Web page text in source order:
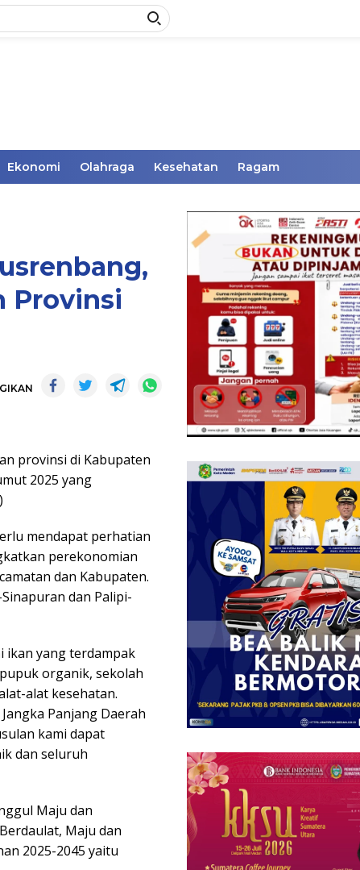
Ekonomi Olahraga Kesehatan Ragam
Provinsi
provinsi di Kabupaten
2025 yang
mendapat perhatian
perekonomian
dan Kabupaten.
dan Palipi-
ikan yang terdampak
organik, sekolah
alat kesehatan.
Panjang Daerah
kami dapat
dan seluruh
Maju dan
Maju dan
2025-2045 yaitu